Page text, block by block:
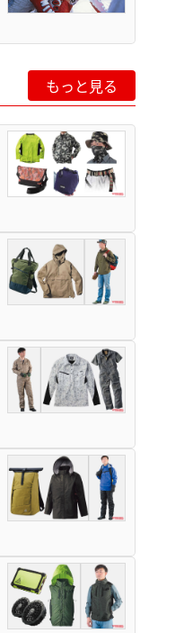
もっと見る